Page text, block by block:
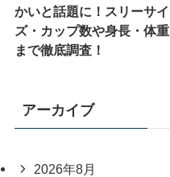
かいと話題に！スリーサイ
ズ・カップ数や身長・体重
まで徹底調査！
アーカイブ
2026年8月